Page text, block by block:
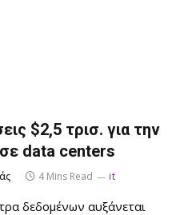
$2,5 τρισ. για την
data centers
4 Mins Read it
δεδομένων αυξάνεται